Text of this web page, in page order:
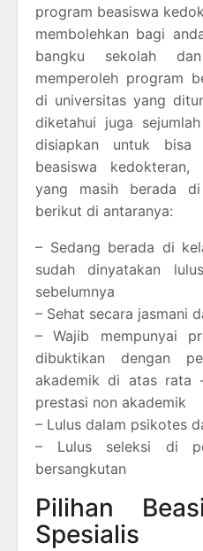
program beasiswa
membolehkan bagi
bangku sekolah
memperoleh program
di universitas yang
diketahui juga
disiapkan untuk bisa
beasiswa
yang masih berada
berikut di antaranya:
– Sedang berada di
sudah dinyatakan
sebelumnya
– Sehat secara jasmani
– Wajib mempunyai
dibuktikan dengan
akademik di atas rata
prestasi non akademik
– Lulus dalam psikotes
– Lulus seleksi di
bersangkutan
Pilihan
Spesialis